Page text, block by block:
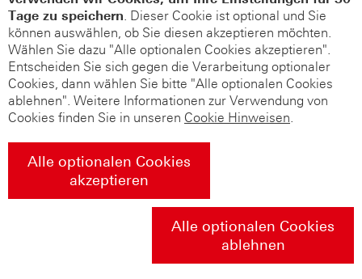
Tage zu speichern. Dieser Cookie ist optional und Sie
können auswählen, ob Sie diesen akzeptieren möchten.
Wählen Sie dazu "Alle optionalen Cookies akzeptieren".
Entscheiden Sie sich gegen die Verarbeitung optionaler
Cookies, dann wählen Sie bitte "Alle optionalen Cookies
ablehnen". Weitere Informationen zur Verwendung von
Cookies finden Sie in unseren Cookie Hinweisen.
Alle optionalen Cookies
akzeptieren
Alle optionalen Cookies
ablehnen